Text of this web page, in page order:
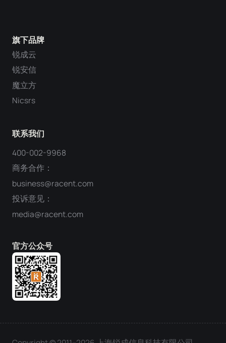
旗下品牌
锐成云
锐安信
魔立方
Nicsrs
联系我们
400-002-9968
商务合作：
business@racent.com
投诉意见：
media@racent.com
官方公众号